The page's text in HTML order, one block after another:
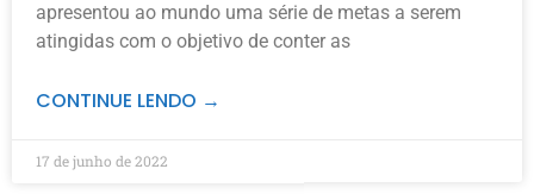
apresentou ao mundo uma série de metas a serem
atingidas com o objetivo de conter as
CONTINUE LENDO →
17 de junho de 2022